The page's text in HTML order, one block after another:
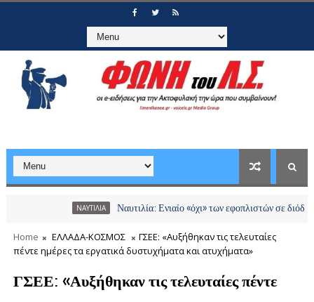
Ναυτιλία: Ενιαίο «όχι» των εφοπλιστών σε διόδια και
Home ΕΛΛΑΔΑ-ΚΟΣΜΟΣ
ΓΣΕΕ: «Αυξήθηκαν τις τελευταίες
πέντε ημέρες τα εργατικά δυστυχήματα και ατυχήματα»
ΓΣΕΕ: «Αυξήθηκαν τις τελευταίες πέντε